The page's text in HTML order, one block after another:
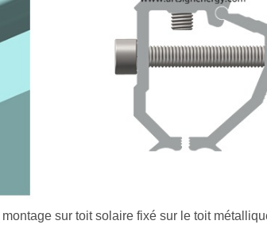
sur toit solaire fixé sur le toit